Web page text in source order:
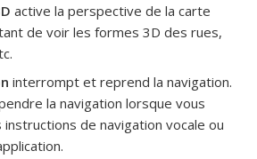
active la perspective de la carte
de voir les formes 3D des rues,
interrompt et reprend la navigation.
la navigation lorsque vous
de navigation vocale ou